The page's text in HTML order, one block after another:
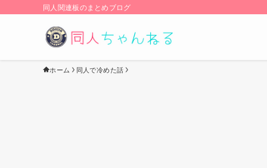
同人関連板のまとめブログ
ホーム 同人で冷めた話